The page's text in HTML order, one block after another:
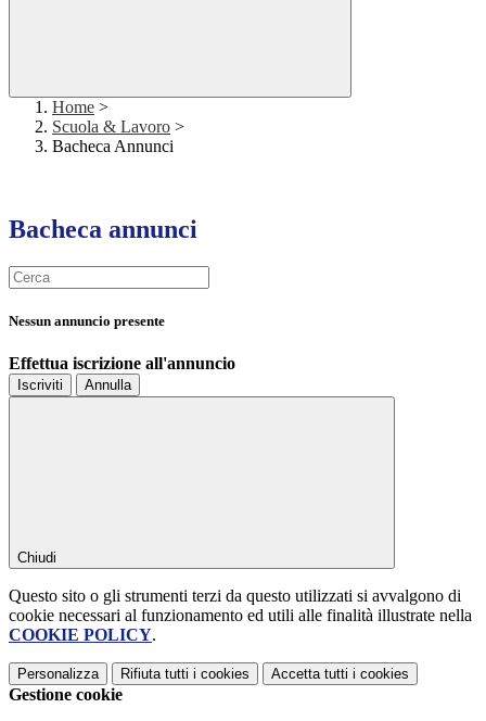
Home >
Scuola & Lavoro >
Bacheca Annunci
Bacheca annunci
Nessun annuncio presente
Effettua iscrizione all'annuncio
Iscriviti Annulla
Chiudi
Questo sito o gli strumenti terzi da questo utilizzati si avvalgono di
cookie necessari al funzionamento ed utili alle finalità illustrate nella
COOKIE POLICY.
Personalizza Rifiuta tutti i cookies Accetta tutti i cookies
Gestione cookie